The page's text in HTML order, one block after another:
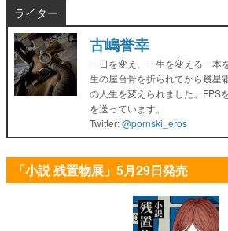
ライター
古嶋誉幸
一日を変え、一生を変える一本
生の屋台骨を折られてから幾星
の人生を変えられました。FPS
を送っています。
Twitter:@pornski_eros
「小説 残置物展」5月29日発売